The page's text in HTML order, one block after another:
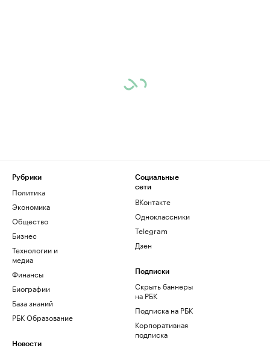
Рубрики
Политика
Экономика
Общество
Бизнес
Технологии и
медиа
Финансы
Биографии
База знаний
РБК Образование
Новости
Социальные
сети
ВКонтакте
Одноклассники
Telegram
Дзен
Подписки
Скрыть баннеры
на РБК
Подписка на РБК
Корпоративная
подписка